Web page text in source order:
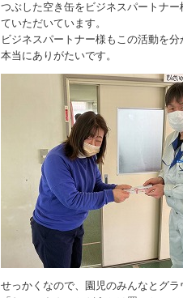
つぶした空き缶をビジネスパートナ
ていただいています。
ビジネスパートナー様もこの活動を
本当にありがたいです。
せっかくなので、園児のみんなとグラ